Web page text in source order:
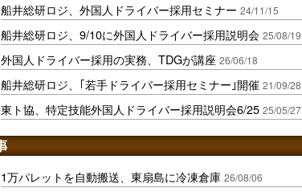
船井総研ロジ、外国人ドライバー採用セミナー 24/11/15
船井総研ロジ、9/10に外国人ドライバー採用説明会 25/08/19
外国人ドライバー採用の実務、TDGが講座 26/06/18
船井総研ロジ、｢若手ドライバー採用セミナー｣開催 21/09/28
東ト協、特定技能外国人ドライバー採用説明会6/25 25/05/27
1万パレットを自動搬送、東扇島に冷凍倉庫 26/08/06